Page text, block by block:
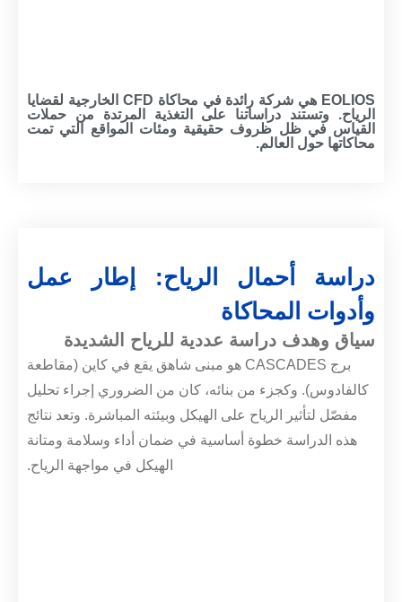
EOLIOS هي شركة رائدة في محاكاة CFD الخارجية لقضايا
الرياح. وتستند دراساتنا على التغذية المرتدة من حملات
القياس في ظل ظروف حقيقية ومئات المواقع التي تمت
محاكاتها حول العالم.
دراسة أحمال الرياح: إطار عمل
وأدوات المحاكاة
سياق وهدف دراسة عددية للرياح الشديدة
برج CASCADES هو مبنى شاهق يقع في كاين (مقاطعة
كالفادوس). وكجزء من بنائه، كان من الضروري إجراء تحليل
مفصّل لتأثير الرياح على الهيكل وبيئته المباشرة. وتعد نتائج
هذه الدراسة خطوة أساسية في ضمان أداء وسلامة ومتانة
الهيكل في مواجهة الرياح.